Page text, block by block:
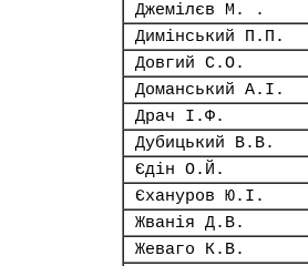
Джемілєв М. .
Димінський П.П.
Довгий С.О.
Доманський А.І.
Драч І.Ф.
Дубицький В.В.
Єдін О.Й.
Єхануров Ю.І.
Жванія Д.В.
Жеваго К.В.